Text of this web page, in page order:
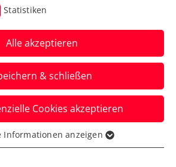
Underdog
triumphiert in
gereiht, aber der
Schützling siegt beim
/ Redaktion, 21.09.2025
Statistiken
Alle akzeptieren
& schließen
Cookies akzeptieren
werden für grundlegende
Informationen anzeigen